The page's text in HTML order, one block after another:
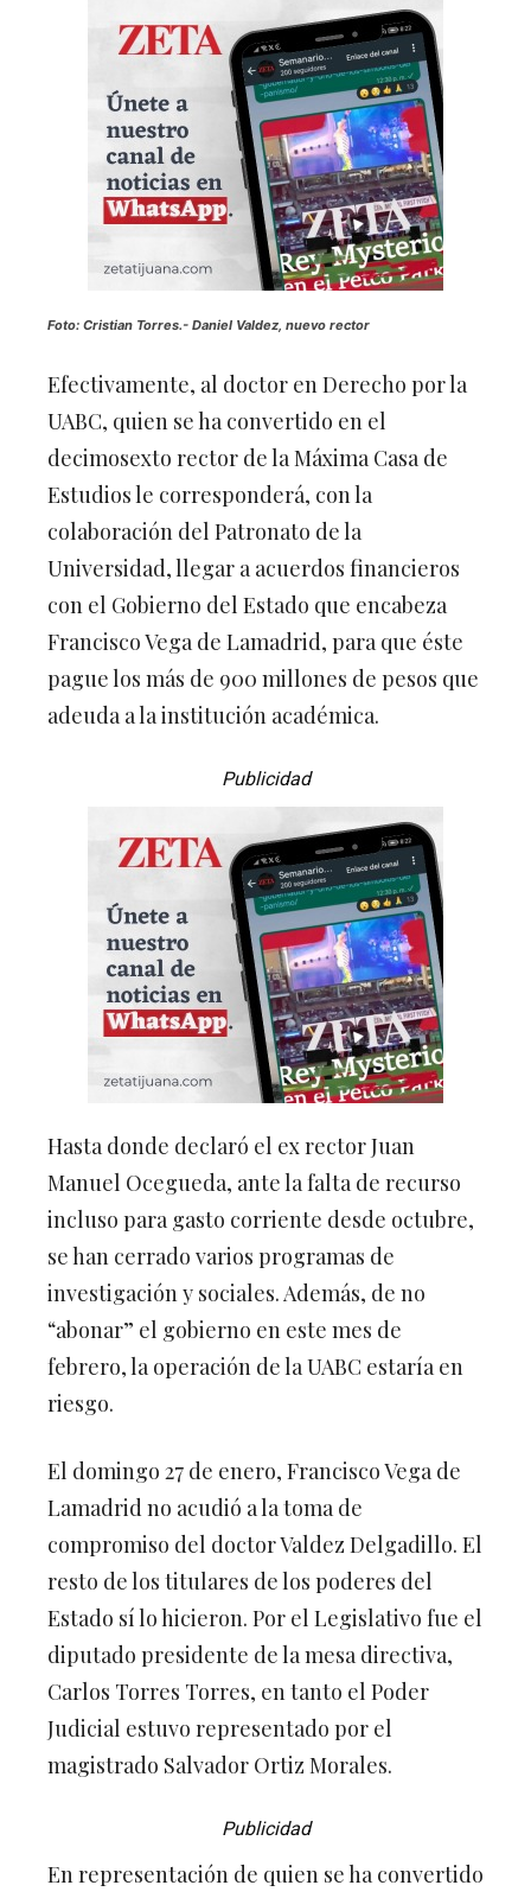
Efectivamente, al doctor en Derecho por la
UABC, quien se ha convertido en el
decimosexto rector de la Máxima Casa de
Estudios le corresponderá, con la
colaboración del Patronato de la
Universidad, llegar a acuerdos financieros
con el Gobierno del Estado que encabeza
Francisco Vega de Lamadrid, para que éste
pague los más de 900 millones de pesos que
adeuda a la institución académica.
Publicidad
Hasta donde declaró el ex rector Juan
Manuel Ocegueda, ante la falta de recurso
incluso para gasto corriente desde octubre,
se han cerrado varios programas de
investigación y sociales. Además, de no
“abonar” el gobierno en este mes de
febrero, la operación de la UABC estaría en
riesgo.
El domingo 27 de enero, Francisco Vega de
Lamadrid no acudió a la toma de
compromiso del doctor Valdez Delgadillo. El
resto de los titulares de los poderes del
Estado sí lo hicieron. Por el Legislativo fue el
diputado presidente de la mesa directiva,
Carlos Torres Torres, en tanto el Poder
Judicial estuvo representado por el
magistrado Salvador Ortiz Morales.
Publicidad
En representación de quien se ha convertido